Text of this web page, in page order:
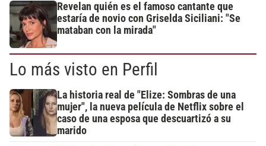
Revelan quién es el famoso cantante que
estaría de novio con Griselda Siciliani: "Se
mataban con la mirada"
Lo más visto en Perfil
La historia real de "Elize: Sombras de una
mujer", la nueva película de Netflix sobre el
caso de una esposa que descuartizó a su
marido